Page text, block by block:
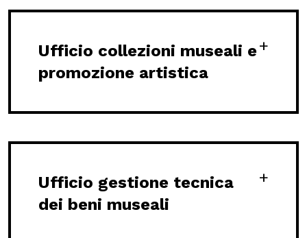
Visita il Mart in totale sicurezza: le nostre norme COVID-19
Ufficio collezioni museali e
promozione artistica
Ufficio gestione tecnica
dei beni museali